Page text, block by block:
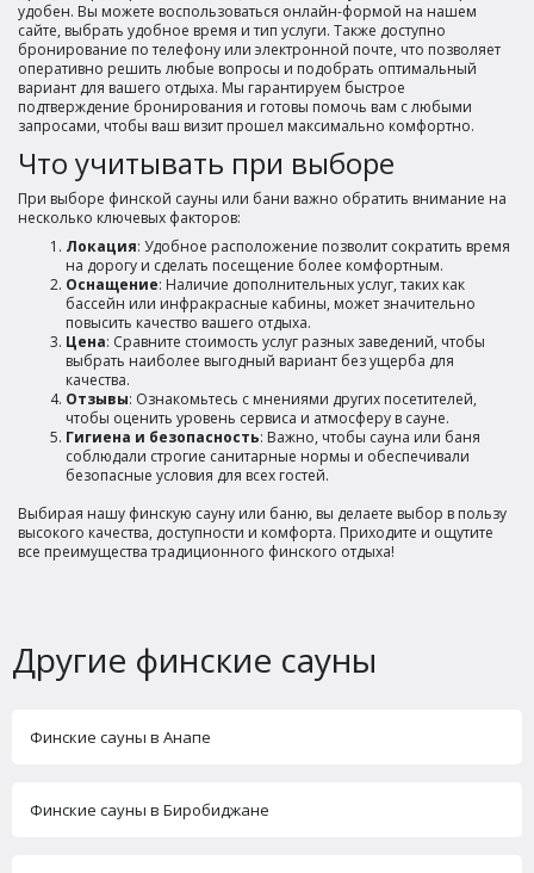
удобен. Вы можете воспользоваться онлайн-формой на нашем
сайте, выбрать удобное время и тип услуги. Также доступно
бронирование по телефону или электронной почте, что позволяет
оперативно решить любые вопросы и подобрать оптимальный
вариант для вашего отдыха. Мы гарантируем быстрое
подтверждение бронирования и готовы помочь вам с любыми
запросами, чтобы ваш визит прошел максимально комфортно.
Что учитывать при выборе
При выборе финской сауны или бани важно обратить внимание на
несколько ключевых факторов:
Локация: Удобное расположение позволит сократить время
на дорогу и сделать посещение более комфортным.
Оснащение: Наличие дополнительных услуг, таких как
бассейн или инфракрасные кабины, может значительно
повысить качество вашего отдыха.
Цена: Сравните стоимость услуг разных заведений, чтобы
выбрать наиболее выгодный вариант без ущерба для
качества.
Отзывы: Ознакомьтесь с мнениями других посетителей,
чтобы оценить уровень сервиса и атмосферу в сауне.
Гигиена и безопасность: Важно, чтобы сауна или баня
соблюдали строгие санитарные нормы и обеспечивали
безопасные условия для всех гостей.
Выбирая нашу финскую сауну или баню, вы делаете выбор в пользу
высокого качества, доступности и комфорта. Приходите и ощутите
все преимущества традиционного финского отдыха!
Другие финские сауны
Финские сауны в Анапе
Финские сауны в Биробиджане